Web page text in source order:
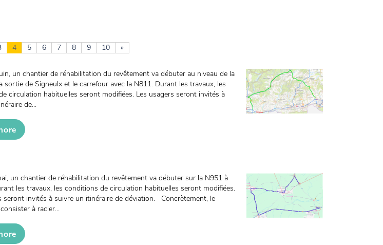
4 5 6 7 8 9 10 »
un chantier de réhabilitation du revêtement va débuter au niveau de la
sortie de Signeulx et le carrefour avec la N811. Durant les travaux, les
circulation habituelles seront modifiées. Les usagers seront invités à
de...
un chantier de réhabilitation du revêtement va débuter sur la N951 à
les travaux, les conditions de circulation habituelles seront modifiées.
seront invités à suivre un itinéraire de déviation. Concrètement, le
à racler...